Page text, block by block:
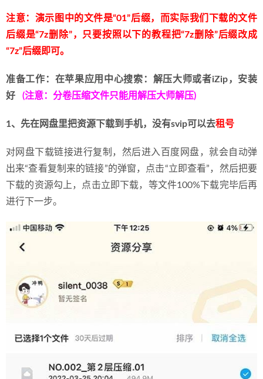
注意：演示图中的文件是“01”后缀，而实际我们下载的文件
后缀是“7z删除”，只要按照以下的教程把“7z删除”后缀改成
“7z”后缀即可。
准备工作：在苹果应用中心搜索：解压大师或者iZip，安装
好 (注意：分卷压缩文件只能用解压大师解压)
1、先在网盘里把资源下载到手机，没有svip可以去租号
对网盘下载链接进行复制，然后进入百度网盘，就会自动弹
出来“查看复制来的链接”的弹窗，点击“立即查看”，然后把要
下载的资源勾上，点击立即下载，等文件100%下载完毕后再
进行下一步。
[微密圈]瑜瑾 – 36D大凶[15P-45MB]
2024-09-26
[Xiuren秀人网]2023.09.06 NO.7341 唐宁宁[73+1P/522MB]
2024-07-03